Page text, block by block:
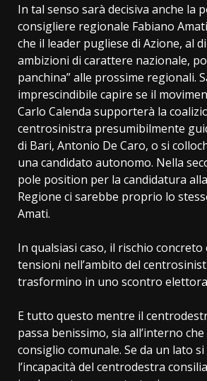
In tal senso sarà decisiva anche la
consigliere regionale Fabiano
che il leader pugliese di Azione, al
ambizioni di carattere nazionale,
panchina” alle prossime regionali.
imprescindibile capire se il
Carlo Calenda supporterà la
centrosinistra presumibilmente
di Bari, Antonio De Caro, o si
una candidato autonomo. Nella
pole position per la candidatura
Regione ci sarebbe proprio lo
Amati.
In qualsiasi caso, il rischio concreto
tensioni nell’ambito del
trasformino in uno scontro
E tutto questo mentre il
passa benissimo, sia all’interno
consiglio comunale. Se da un lato
l’incapacità del centrodestra